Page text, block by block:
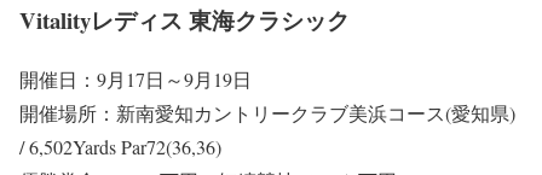
Vitalityレディス 東海クラシック
開催日：9月17日～9月19日
開催場所：新南愛知カントリークラブ美浜コース(愛知県)
/ 6,502Yards Par72(36,36)